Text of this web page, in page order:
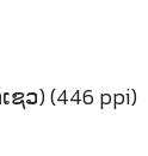
ຊວ) (446 ppi)